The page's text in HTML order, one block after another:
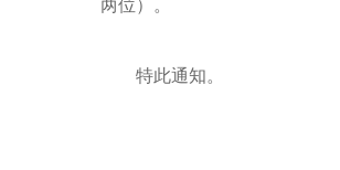
两位）。
特此通知。